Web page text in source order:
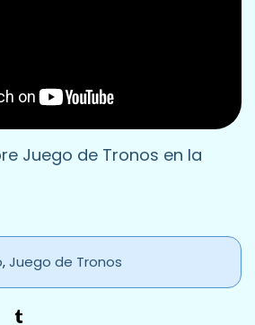
Juego de Tronos en la
,Juego de Tronos